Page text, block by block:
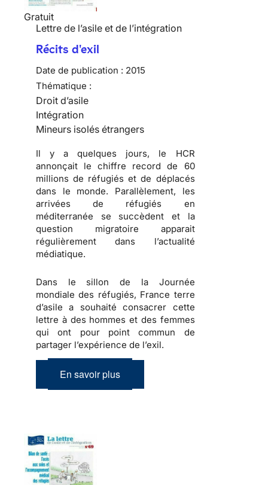
Gratuit
Lettre de l’asile et de l’intégration
Récits d'exil
Date de publication : 2015
Thématique :
Droit d’asile
Intégration
Mineurs isolés étrangers
Il y a quelques jours, le HCR
annonçait le chiffre record de 60
millions de réfugiés et de déplacés
dans le monde. Parallèlement, les
arrivées de réfugiés en
méditerranée se succèdent et la
question migratoire apparait
régulièrement dans l’actualité
médiatique.
Dans le sillon de la Journée
mondiale des réfugiés, France terre
d’asile a souhaité consacrer cette
lettre à des hommes et des femmes
qui ont pour point commun de
partager l’expérience de l’exil.
En savoir plus